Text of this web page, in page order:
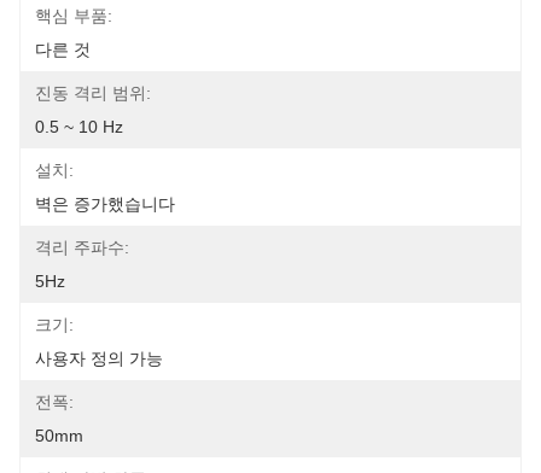
핵심 부품:
다른 것
진동 격리 범위:
0.5 ~ 10 Hz
설치:
벽은 증가했습니다
격리 주파수:
5Hz
크기:
사용자 정의 가능
전폭:
50mm